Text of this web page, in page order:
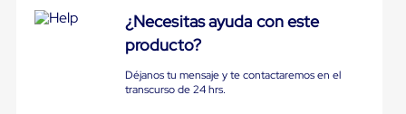
Ultima
Milla
Anti-
Robo
Hormiga
Estanterías
¿Necesitas ayuda con este
producto?
Déjanos tu mensaje y te contactaremos en el
transcurso de 24 hrs.